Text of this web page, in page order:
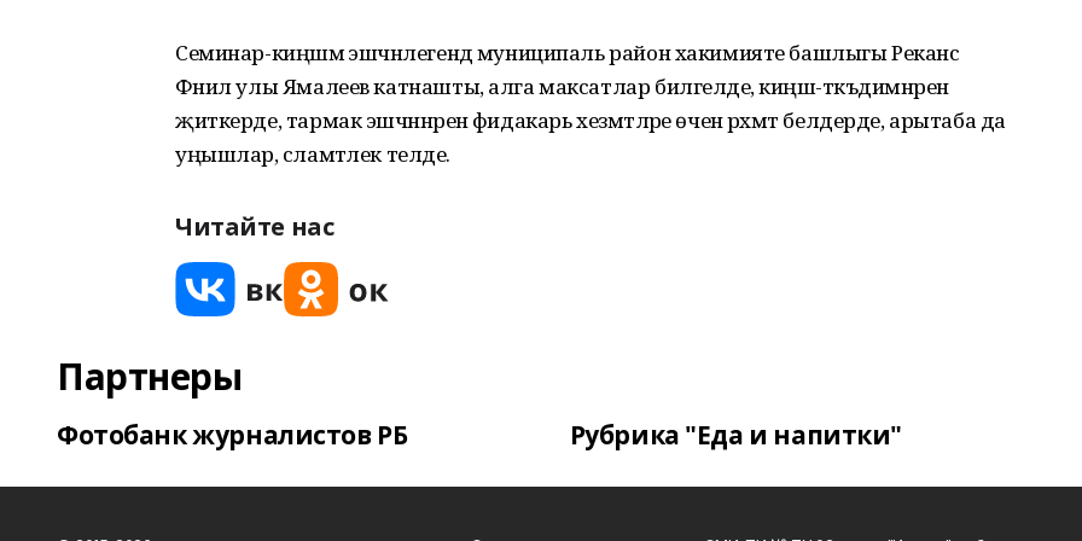
Семинар-киңәшмә эшчәнлегендә муниципаль район хакимияте башлыгы Реканс
Фәнил улы Ямалеев катнашты, алга максатлар билгеләде, киңәш-тәкъдимнәрен
җиткерде, тармак эшчәннәренә фидакарь хезмәтләре өчен рәхмәт белдерде, арытаба да
уңышлар, сәламәтлек теләде.
Читайте нас
Партнеры
Фотобанк журналистов РБ Рубрика "Еда и напитки"